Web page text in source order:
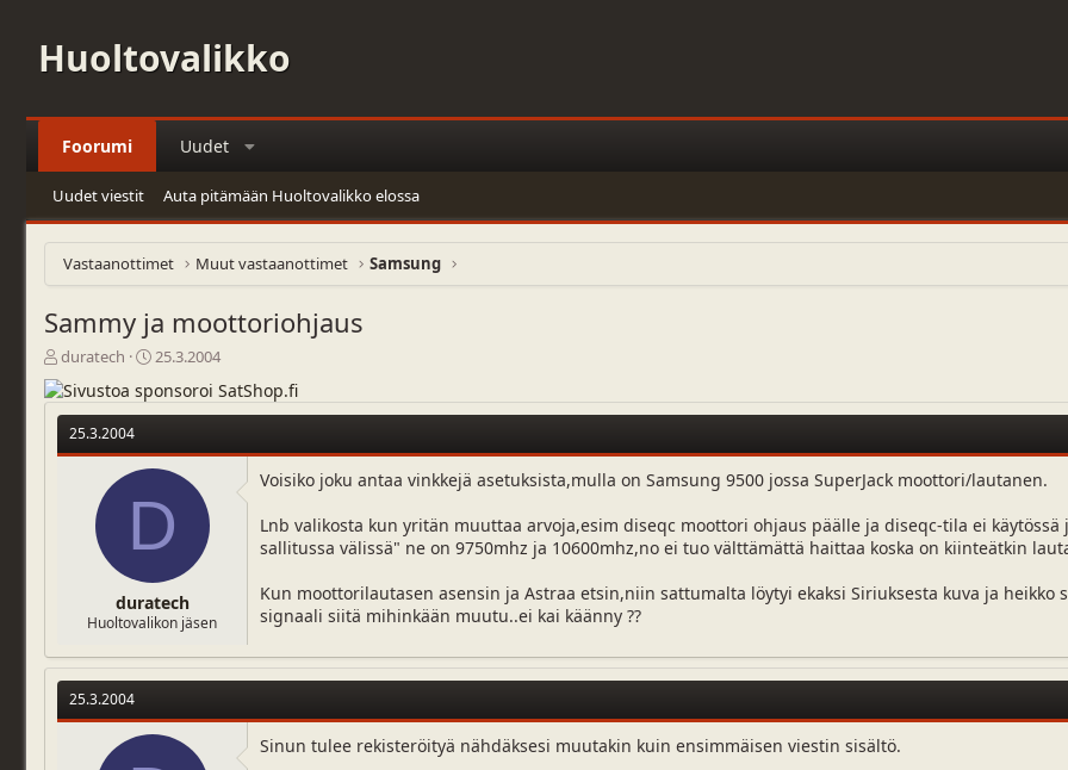
Huoltovalikko
Foorumi Uudet
Uudet viestit Auta pitämään Huoltovalikko elossa
Vastaanottimet Muut vastaanottimet Samsung
Sammy ja moottoriohjaus
V
i
e
s
i
o
i
t
duratech
A
o
i
u
p
i
m
ä
ä
r
25.3.2004
25.3.2004
D
duratech
Huoltovalikon jäsen
Voisiko joku antaa vinkkejä asetuksista,mulla on Samsung 9500 jossa SuperJack moottori/lautanen.
Lnb valikosta kun yritän muuttaa arvoja,esim diseqc moottori ohjaus päälle ja diseqc-tila ei
sallitussa välissä" ne on 9750mhz ja 10600mhz,no ei tuo välttämättä haittaa koska on kiinteätkin
Kun moottorilautasen asensin ja Astraa etsin,niin sattumalta löytyi ekaksi Siriuksesta kuva ja
signaali siitä mihinkään muutu..ei kai käänny ??
25.3.2004
Sinun tulee rekisteröityä nähdäksesi muutakin kuin ensimmäisen viestin sisältö.